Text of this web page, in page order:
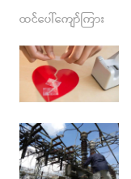
ထင်ပေါ်ကျော်ကြား